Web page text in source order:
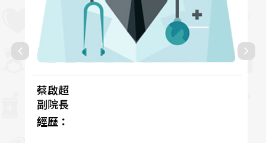
蔡啟超
副院長
經歷：